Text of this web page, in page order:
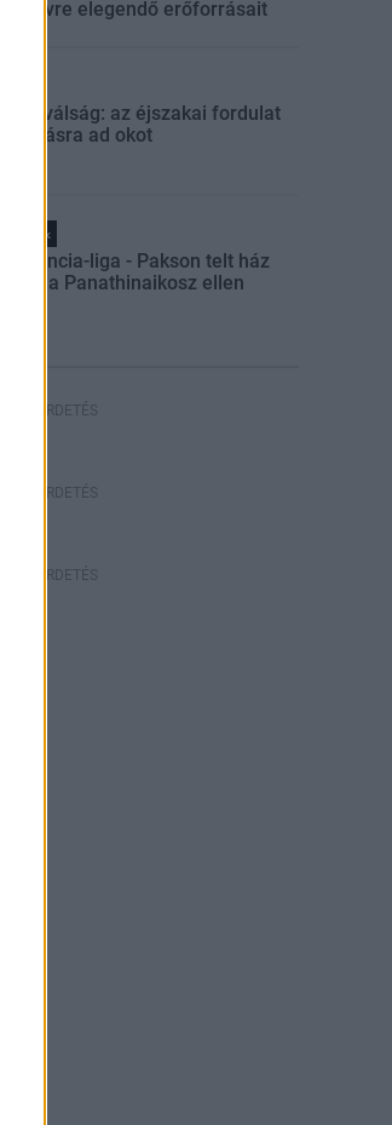
évre elegendő erőforrásait
az éjszakai fordulat
ad okot
hírek
liga - Pakson telt ház
a Panathinaikosz ellen
HIRDETÉS
HIRDETÉS
HIRDETÉS